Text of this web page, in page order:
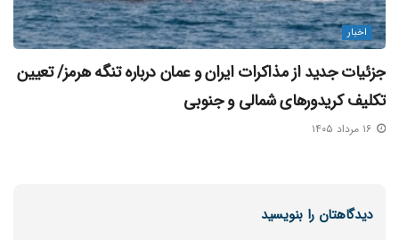
اخبار
جزئیات جدید از مذاکرات ایران و عمان درباره تنگه هرمز/ تعیین
تکلیف کریدورهای شمالی و جنوبی
دیدگاهتان را بنویسید